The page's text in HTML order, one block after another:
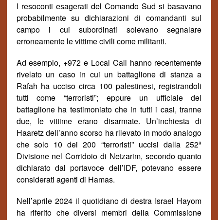
I resoconti esagerati del Comando Sud si basavano
probabilmente su dichiarazioni di comandanti sul
campo i cui subordinati solevano segnalare
erroneamente le vittime civili come militanti.
Ad esempio, +972 e Local Call hanno recentemente
rivelato un caso in cui un battaglione di stanza a
Rafah ha ucciso circa 100 palestinesi, registrandoli
tutti come “terroristi”; eppure un ufficiale del
battaglione ha testimoniato che in tutti i casi, tranne
due, le vittime erano disarmate. Un’inchiesta di
Haaretz dell’anno scorso ha rilevato in modo analogo
che solo 10 dei 200 “terroristi” uccisi dalla 252ª
Divisione nel Corridoio di Netzarim, secondo quanto
dichiarato dal portavoce dell’IDF, potevano essere
considerati agenti di Hamas.
Nell’aprile 2024 il quotidiano di destra Israel Hayom
ha riferito che diversi membri della Commissione